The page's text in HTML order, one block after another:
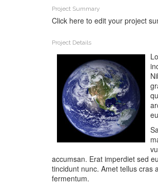
Project Summary
Click here to edit your project
Project Details
accumsan. Erat imperdiet sed
tincidunt nunc. Amet tellus cras
fermentum.